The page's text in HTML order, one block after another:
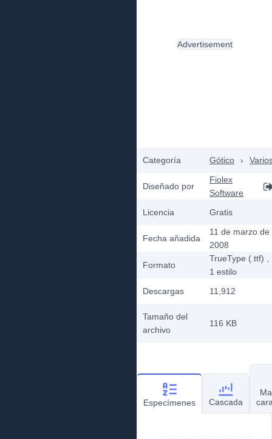
Categoría Gótico ›
Diseñado por
Fiolex
Software
Licencia
Gratis
Fecha añadida
11 de marzo de
2008
Formato
TrueType (.ttf)
1 estilo
Descargas
11,912
Tamaño del
archivo
116 KB
Advertisement
Especímenes Cascada